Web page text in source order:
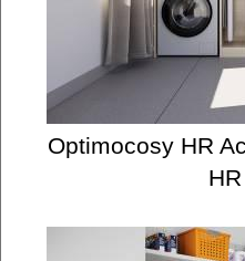
Optimocosy HR